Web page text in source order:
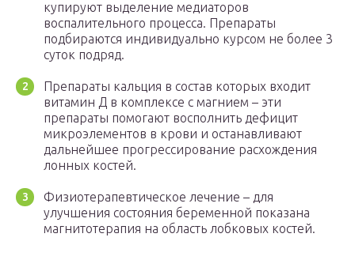
купируют выделение медиаторов
воспалительного процесса. Препараты
подбираются индивидуально курсом не более 3
суток подряд.
Препараты кальция в состав которых входит
витамин Д в комплексе с магнием – эти
препараты помогают восполнить дефицит
микроэлементов в крови и останавливают
дальнейшее прогрессирование расхождения
лонных костей.
Физиотерапевтическое лечение – для
улучшения состояния беременной показана
магнитотерапия на область лобковых костей.